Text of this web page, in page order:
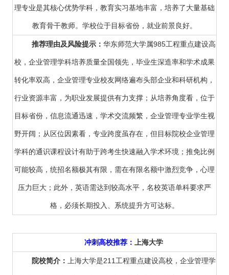
理专业是其核心优势学科，教育实习基地丰富，培养了大量基础
教育骨干教师。学校位于目标省份，就业前景良好。
推荐理由及风险提示： 华东师范大学属985工程重点建设高
校，企业管理学科培养质量全国领先，毕业生深造率和学术成果
转化率双高，企业管理专业校友网络遍布头部企业和科研机构，
行业资源丰富，为职业发展提供有力支撑；从培养角度看，位于
目标省份，信息流通迅速，学术交流频繁，企业管理专业学生视
野开阔；从区位因素看，专业跨度虽存在，但目标院校企业管理
学科的通识课程设计有助于跨考生快速融入学术环境；推免比例
可能较高，统招名额极其有限，需在有限名额中激烈竞争，心理
压力巨大；此外，英语需达到较高水平，名校英语单科要求严
格，必须长期投入、系统提升方可达标。
冲刺高校推荐： 上海大学
院校简介： 上海大学是211工程重点建设高校，企业管理学